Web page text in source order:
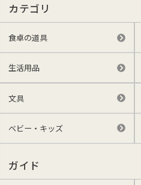
カテゴリ
食卓の道具
生活用品
文具
ベビー・キッズ
ガイド